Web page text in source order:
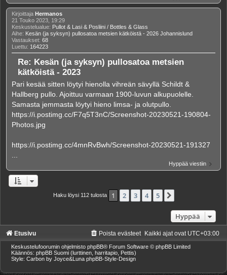
Kirjoittaja Hermanos
21 Touko 2023, 19:29
Keskustelualue: Pullot & Lasi & Posliini / Bottles & Glass
Aihe: Kesän (ja syksyn) pullosatoa metsien kätköistä - 2026 Johannislund
Vastaukset: 68
Luettu: 164223
Re: Kesän (ja syksyn) pullosatoa metsien
kätköistä - 2023
Pari kesää sitten löytyi hienolla vihreän sävyllä Schildt &
Hallberg pullo. Ajoittuu varmaan 1900-luvun alkupuolelle.
Samasta jemmasta löytyi hieno limsa- ja olutpullo.
https://i.postimg.cc/F7q5T3nC/Screenshot-20230521-190804-
Photos.jpg
https://i.postimg.cc/4mnRvBwh/Screenshot-20230521-191327
...
Hyppää viestiin
Haku löysi 112 tulosta 1 2 3 4 5
Hyppää
Etusivu Kaikki ajat ovat UTC+03:00
Poista evästeet
Keskustelufoorumin ohjelmisto phpBB® Forum Software © phpBB Limited
Käännös: phpBB Suomi (lurttinen, harritapio, Pettis)
Style: Carbon by Joyce&Luna phpBB-Style-Design